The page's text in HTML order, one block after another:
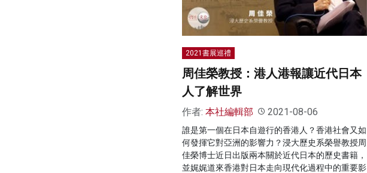
2021書展巡禮
周佳榮教授：港人港報讓近代日本
人了解世界
作者: 本社編輯部 2021-08-06
誰是第一個在日本自遊行的香港人？香港社會又如
何發揮它對亞洲的影響力？浸大歷史系榮譽教授周
佳榮博士近日出版兩本關於近代日本的歷史書籍，
並娓娓道來香港對日本走向現代化過程中的重要影